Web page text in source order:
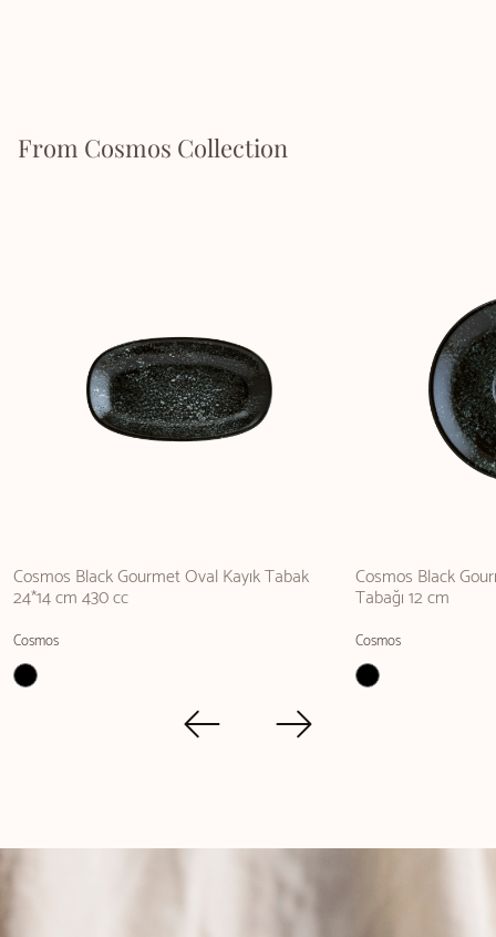
From Cosmos Collection
Cosmos Black Gourmet Oval Kayık Tabak
24*14 cm 430 cc
Cosmos
Cosmos Black
Tabağı 12 cm
Cosmos